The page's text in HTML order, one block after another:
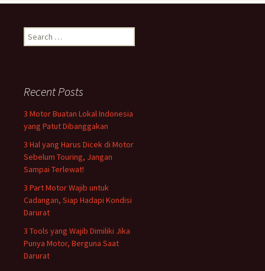
Search
for:
Recent Posts
3 Motor Buatan Lokal Indonesia
yang Patut Dibanggakan
3 Hal yang Harus Dicek di Motor
Sebelum Touring, Jangan
Sampai Terlewat!
3 Part Motor Wajib untuk
Cadangan, Siap Hadapi Kondisi
Darurat
3 Tools yang Wajib Dimiliki Jika
Punya Motor, Berguna Saat
Darurat